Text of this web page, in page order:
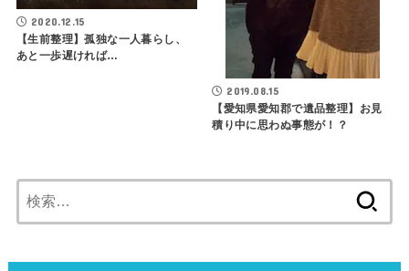
2020.12.15
【生前整理】孤独な一人暮らし、
あと一歩遅ければ…
2019.08.15
【愛知県愛知郡で遺品整理】お見
積り中に思わぬ事態が！？
索: